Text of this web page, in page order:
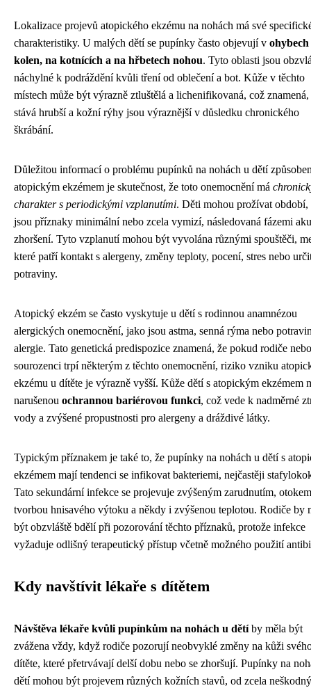
Lokalizace projevů atopického ekzému na nohách má své
charakteristiky. U malých dětí se pupínky často objevují v ohybech
kolen, na kotnících a na hřbetech nohou. Tyto oblasti jsou
náchylné k podráždění kvůli tření od oblečení a bot. Kůže v těchto
místech může být výrazně ztluštělá a lichenifikovaná, což znamená,
stává hrubší a kožní rýhy jsou výraznější v důsledku chronického
škrábání.
Důležitou informací o problému pupínků na nohách u dětí
atopickým ekzémem je skutečnost, že toto onemocnění má
charakter s periodickými vzplanutími. Děti mohou prožívat
jsou příznaky minimální nebo zcela vymizí, následovaná fázemi
zhoršení. Tyto vzplanutí mohou být vyvolána různými spouštěči,
které patří kontakt s alergeny, změny teploty, pocení, stres nebo
potraviny.
Atopický ekzém se často vyskytuje u dětí s rodinnou anamnézou
alergických onemocnění, jako jsou astma, senná rýma nebo
alergie. Tato genetická predispozice znamená, že pokud rodiče nebo
sourozenci trpí některým z těchto onemocnění, riziko vzniku
ekzému u dítěte je výrazně vyšší. Kůže dětí s atopickým ekzémem
narušenou ochrannou bariérovou funkci, což vede k nadměrné
vody a zvýšené propustnosti pro alergeny a dráždivé látky.
Typickým příznakem je také to, že pupínky na nohách u dětí s
ekzémem mají tendenci se infikovat bakteriemi, nejčastěji
Tato sekundární infekce se projevuje zvýšeným zarudnutím,
tvorbou hnisavého výtoku a někdy i zvýšenou teplotou. Rodiče by
být obzvláště bdělí při pozorování těchto příznaků, protože infekce
vyžaduje odlišný terapeutický přístup včetně možného použití
Kdy navštívit lékaře s dítětem
Návštěva lékaře kvůli pupínkům na nohách u dětíby měla být
zvážena vždy, když rodiče pozorují neobvyklé změny na kůži
dítěte, které přetrvávají delší dobu nebo se zhoršují. Pupínky na
dětí mohou být projevem různých kožních stavů, od zcela